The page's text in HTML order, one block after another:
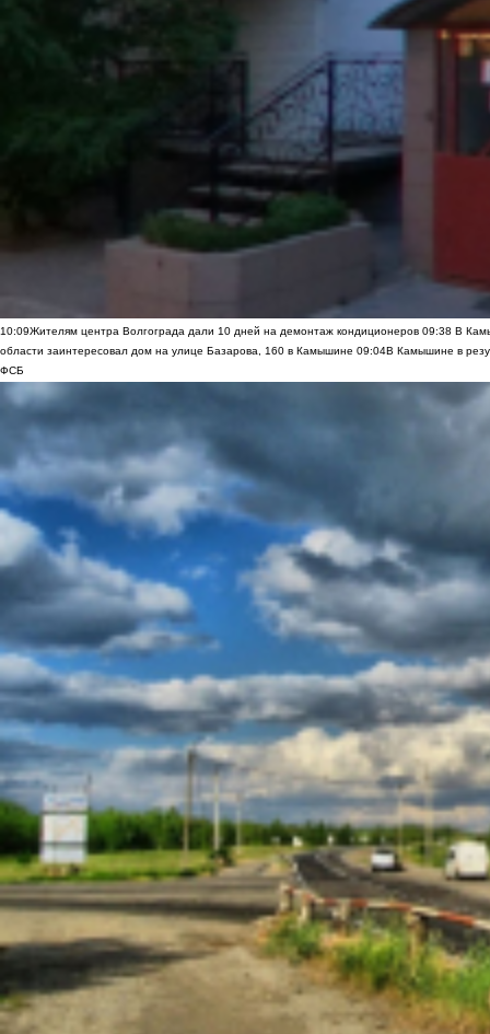
10:09Жителям центра Волгограда дали 10 дней на демонтаж кондиционеров 09:38 В
области заинтересовал дом на улице Базарова, 160 в Камышине 09:04В Камышине в
ФСБ